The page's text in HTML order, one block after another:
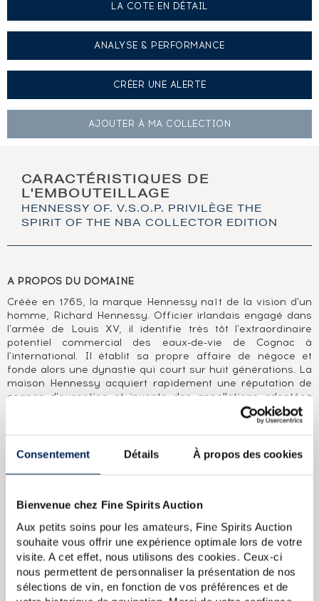
Consentement Détails À propos des cookies
Bienvenue chez Fine Spirits Auction
Aux petits soins pour les amateurs, Fine Spirits Auction
souhaite vous offrir une expérience optimale lors de votre
visite. A cet effet, nous utilisons des cookies. Ceux-ci
nous permettent de personnaliser la présentation de nos
sélections de vin, en fonction de vos préférences et de
LA COTE EN DÉTAIL
ANALYSE & PERFORMANCE
CRÉER UNE ALERTE
AJOUTER À MA COLLECTION
CARACTÉRISTIQUES DE
L'EMBOUTEILLAGE
HENNESSY OF. V.S.O.P. PRIVILÈGE THE
SPIRIT OF THE NBA COLLECTOR EDITION
A PROPOS DU DOMAINE
Créée en 1765, la marque Hennessy naît de la vision d'un
homme, Richard Hennessy. Officier irlandais engagé dans
l'armée de Louis XV, il identifie très tôt l'extraordinaire
potentiel commercial des eaux-de-vie de Cognac à
l'international. Il établit sa propre affaire de négoce et
fonde alors une dynastie qui court sur huit générations. La
maison Hennessy acquiert rapidement une réputation de
cognac d'exception et invente des appellations adoptées
par l'ensemble des marques de cognac comme Very
Superior Old pale (VSOP) ou Extra Old (XO). En 250 ans
leader mondial du cognac.
Cognac Hennessy V.S.O.P. vieilli en fût de chêne pour un
minimum de 4 ans et embouteillé en collaboration avec la
NBA.
Hennessy Of. Bras Arme (73cl.)Hennessy Of. Paradis Extra
Hennessy Of. Private Reserve 1873 Lot n 1 Premier Grand Cru